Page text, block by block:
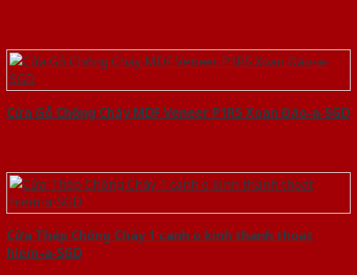
Cửa Gỗ Chống Cháy MDF Veneer P1R5 Xoan Đào-a-SGD
Cửa Thép Chống Cháy 1 canh o kinh thanh thoat
hiem-a-SGD